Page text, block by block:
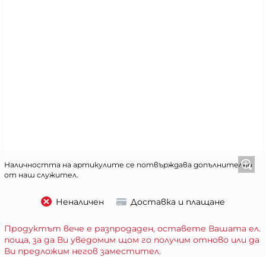
Наличността на артикулите се потвърждава допълнително
от наш служител.
Неналичен Доставка и плащане
Продуктът вече е разпродаден, оставете Вашата ел.
поща, за да Ви уведомим щом го получим отново или да
Ви предложим негов заместител.